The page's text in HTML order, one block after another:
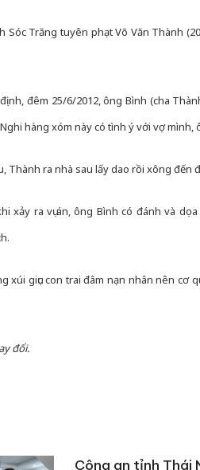
Sóc Trăng tuyên phạt Võ Văn Thành
đêm 25/6/2012, ông Bình (cha
hàng xóm này có tình ý với vợ mình,
Thành ra nhà sau lấy dao rồi xông đến
xảy ra vụ án, ông Bình có đánh và
xúi giục con trai đâm nạn nhân nên
đổi.
Công an tỉnh Thái